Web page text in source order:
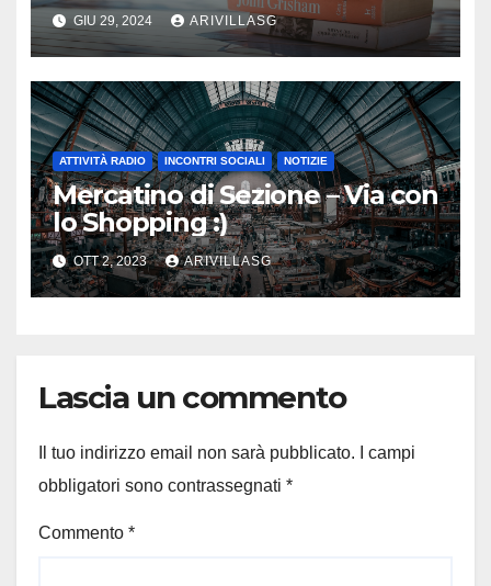
GIU 29, 2024 ARIVILLASG
ATTIVITÀ RADIO INCONTRI SOCIALI NOTIZIE
Mercatino di Sezione – Via con
lo Shopping :)
OTT 2, 2023 ARIVILLASG
Lascia un commento
Il tuo indirizzo email non sarà pubblicato.
I campi
obbligatori sono contrassegnati *
Commento *